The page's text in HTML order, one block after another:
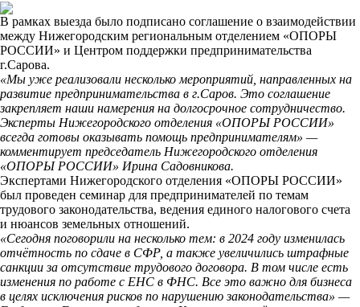
В рамках выезда было подписано соглашение о взаимодействии
между Нижегородским региональным отделением «ОПОРЫ
РОССИИ» и Центром поддержки предпринимательства
г.Сарова.
«Мы уже реализовали несколько мероприятий, направленных на
развитие предпринимательства в г.Саров. Это соглашение
закрепляет наши намерения на долгосрочное сотрудничество.
Эксперты Нижегородского отделения «ОПОРЫ РОССИИ»
всегда готовы оказывать помощь предпринимателям» —
комментирует председатель Нижегородского отделения
«ОПОРЫ РОССИИ» Ирина Садовникова.
Экспертами Нижегородского отделения «ОПОРЫ РОССИИ»
был проведен семинар для предпринимателей по темам
трудового законодательства, ведения единого налогового счета
и нюансов земельных отношений.
«Сегодня поговорили на несколько тем: в 2024 году изменилась
отчётность по сдаче в СФР, а также увеличились штрафные
санкции за отсутствие трудового договора. В том числе есть
изменения по работе с ЕНС в ФНС. Все это важно для бизнеса
в целях исключения рисков по нарушению законодательства» —